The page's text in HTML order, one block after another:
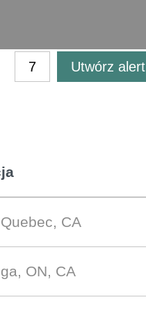
Utwórz alert
CA
ON, CA